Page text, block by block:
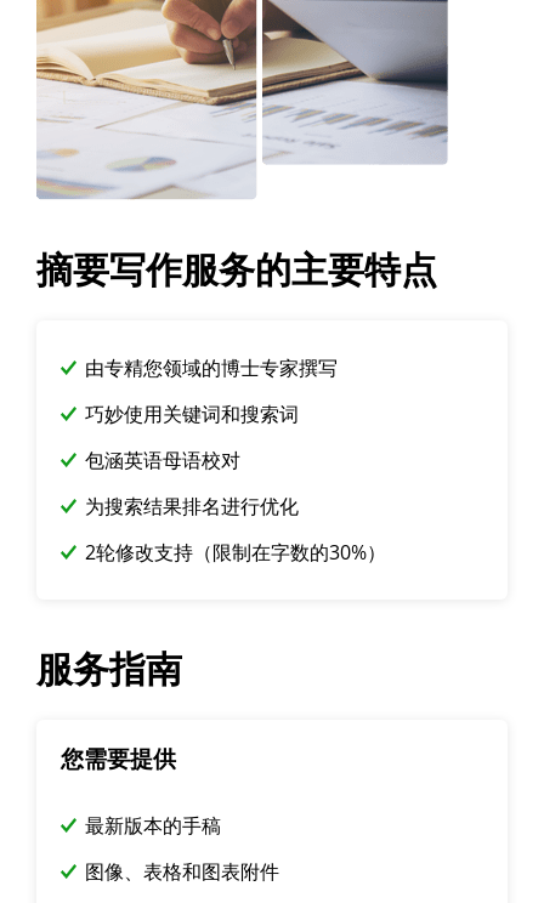
摘要写作服务的主要特点
由专精您领域的博士专家撰写
巧妙使用关键词和搜索词
包涵英语母语校对
为搜索结果排名进行优化
2轮修改支持（限制在字数的30%）
服务指南
您需要提供
最新版本的手稿
图像、表格和图表附件